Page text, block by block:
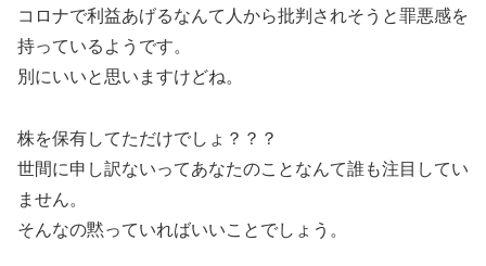
コロナで利益あげるなんて人から批判されそうと罪悪感を
持っているようです。
別にいいと思いますけどね。
株を保有してただけでしょ？？？
世間に申し訳ないってあなたのことなんて誰も注目してい
ません。
そんなの黙っていればいいことでしょう。